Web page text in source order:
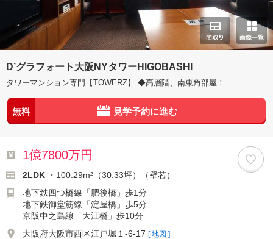
D’グラフォート大阪NYタワーHIGOBASHI
タワーマンション専門【TOWERZ】 ◆高層階、南東角部屋！
無料 見学予約に進む
1億7800万円
2LDK
・100.29m²（30.33坪）（壁芯）
地下鉄四つ橋線「肥後橋」歩1分
地下鉄御堂筋線「淀屋橋」歩5分
京阪中之島線「大江橋」歩10分
大阪府大阪市西区江戸堀１-6-17 [ 地図 ]